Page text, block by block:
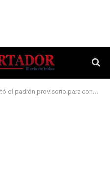
provisorio para consultas y reclamos